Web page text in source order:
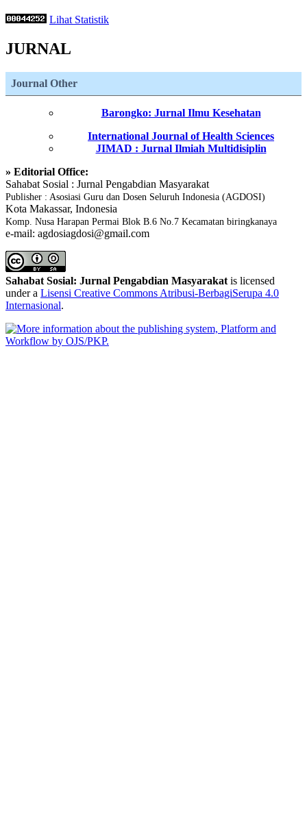
Lihat Statistik
JURNAL
Journal Other
Barongko: Jurnal Ilmu Kesehatan
International Journal of Health Sciences
JIMAD : Jurnal Ilmiah Multidisiplin
» Editorial Office:
Sahabat Sosial : Jurnal Pengabdian Masyarakat
Publisher : Asosiasi Guru dan Dosen Seluruh Indonesia (AGDOSI)
Kota Makassar, Indonesia
Komp. Nusa Harapan Permai Blok B.6 No.7 Kecamatan biringkanaya
e-mail: agdosiagdosi@gmail.com
Sahabat Sosial: Jurnal Pengabdian Masyarakat is licensed
under a Lisensi Creative Commons Atribusi-BerbagiSerupa 4.0
Internasional.